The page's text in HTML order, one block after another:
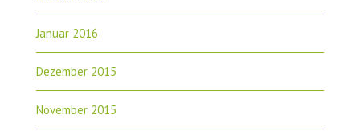
Januar 2016
Dezember 2015
November 2015